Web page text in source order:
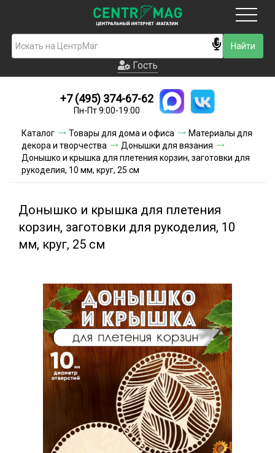
Гость
Новинки
Условия доставки
Условия оплаты
Акции и скидки
Гость
+7 (495) 374-67-62
Пн-Пт 9:00-19:00
Каталог Товары для дома и офиса
Материалы для
декора и творчества
Донышки для вязания
Донышко и крышка для плетения корзин, заготовки для
рукоделия, 10 мм, круг, 25 см
Донышко и крышка для плетения
корзин, заготовки для рукоделия, 10
мм, круг, 25 см